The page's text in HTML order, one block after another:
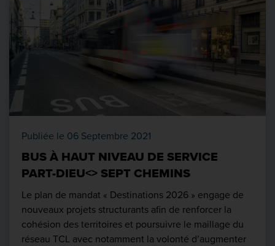
Publiée le 06 Septembre 2021
BUS À HAUT NIVEAU DE SERVICE
PART-DIEU<> SEPT CHEMINS
Le plan de mandat « Destinations 2026 » engage de
nouveaux projets structurants afin de renforcer la
cohésion des territoires et poursuivre le maillage du
réseau TCL avec notamment la volonté d’augmenter